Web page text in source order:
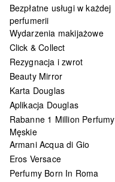
Bezpłatne usługi w każdej
perfumerii
Wydarzenia makijażowe
Click & Collect
Rezygnacja i zwrot
Beauty Mirror
Karta Douglas
Aplikacja Douglas
Rabanne 1 Million Perfumy
Męskie
Armani Acqua di Gio
Eros Versace
Perfumy Born In Roma